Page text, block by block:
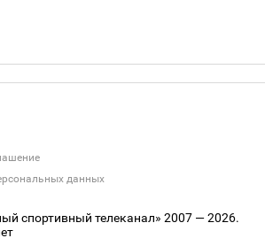
данных
спортивный телеканал» 2007 — 2026.